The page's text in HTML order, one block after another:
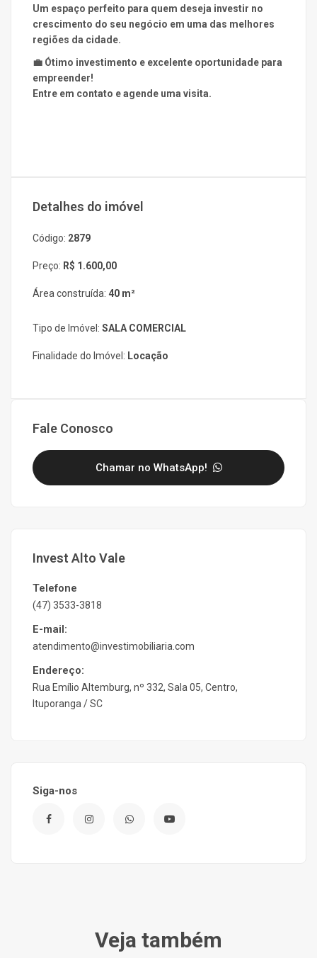
Um espaço perfeito para quem deseja investir no
crescimento do seu negócio em uma das melhores
regiões da cidade.
💼 Ótimo investimento e excelente oportunidade para
empreender!
Entre em contato e agende uma visita.
Detalhes do imóvel
Código: 2879
Preço: R$ 1.600,00
Área construída: 40 m²
Tipo de Imóvel: SALA COMERCIAL
Finalidade do Imóvel: Locação
Fale Conosco
Chamar no WhatsApp!
Invest Alto Vale
Telefone
(47) 3533-3818
E-mail:
atendimento@investimobiliaria.com
Endereço:
Rua Emílio Altemburg, nº 332, Sala 05, Centro,
Ituporanga / SC
Siga-nos
Veja também